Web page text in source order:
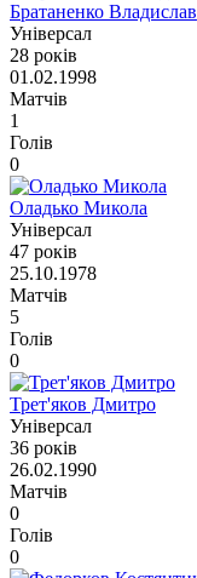
Братаненко Владислав
Універсал
28 років
01.02.1998
Матчів
1
Голів
0
Оладько Микола
Універсал
47 років
25.10.1978
Матчів
5
Голів
0
Трет'яков Дмитро
Універсал
36 років
26.02.1990
Матчів
0
Голів
0